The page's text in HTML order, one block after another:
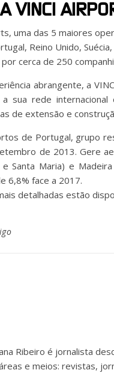
VINCI
uma das 5 maiores
Reino Unido,
por cerca de 250
abrangente, a
a sua rede
de extensão e
de Portugal, grupo
de 2013. Gere
Santa Maria) e
6,8% face a 2017.
detalhadas estão
Ribeiro é jornalista
e meios: revistas,